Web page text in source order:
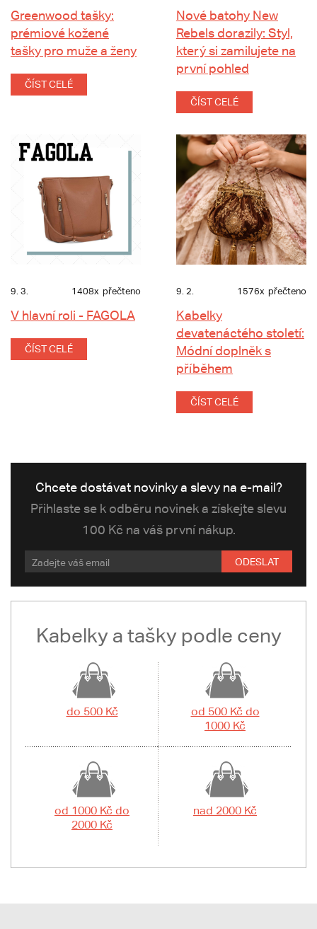
Greenwood tašky:
prémiové kožené
tašky pro muže a ženy
ČÍST CELÉ
Nové batohy New
Rebels dorazily: Styl,
který si zamilujete na
první pohled
ČÍST CELÉ
9. 3. 1408x přečteno
V hlavní roli - FAGOLA
ČÍST CELÉ
9. 2. 1576x přečteno
Kabelky
devatenáctého století:
Módní doplněk s
příběhem
ČÍST CELÉ
Chcete dostávat novinky a slevy na e-mail?
Přihlaste se k odběru novinek a získejte slevu
100 Kč na váš první nákup.
ODESLAT
Kabelky a tašky podle ceny
do 500 Kč
od 500 Kč do
1000 Kč
od 1000 Kč do
2000 Kč
nad 2000 Kč